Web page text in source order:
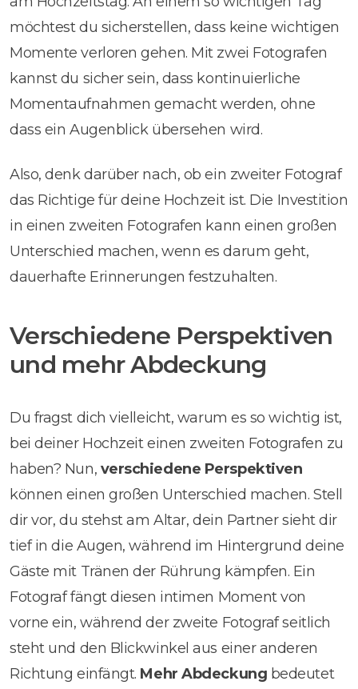
möchtest du sicherstellen, dass keine wichtigen
Momente verloren gehen. Mit zwei Fotografen
kannst du sicher sein, dass kontinuierliche
Momentaufnahmen gemacht werden, ohne
dass ein Augenblick übersehen wird.
Also, denk darüber nach, ob ein zweiter Fotograf
das Richtige für deine Hochzeit ist. Die Investition
in einen zweiten Fotografen kann einen großen
Unterschied machen, wenn es darum geht,
dauerhafte Erinnerungen festzuhalten.
Verschiedene Perspektiven
und mehr Abdeckung
Du fragst dich vielleicht, warum es so wichtig ist,
bei deiner Hochzeit einen zweiten Fotografen zu
haben? Nun, verschiedene Perspektiven
können einen großen Unterschied machen. Stell
dir vor, du stehst am Altar, dein Partner sieht dir
tief in die Augen, während im Hintergrund deine
Gäste mit Tränen der Rührung kämpfen. Ein
Fotograf fängt diesen intimen Moment von
vorne ein, während der zweite Fotograf seitlich
steht und den Blickwinkel aus einer anderen
Richtung einfängt. Mehr Abdeckung bedeutet